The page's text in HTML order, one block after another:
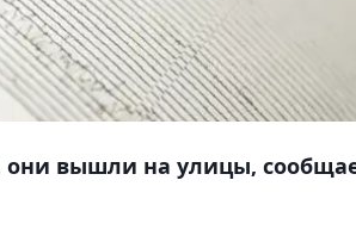
они вышли на улицы,